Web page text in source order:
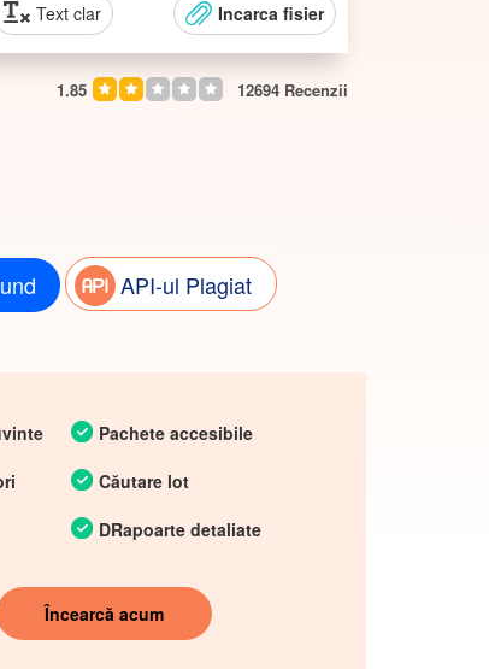
Incarca fisier
Text clar
1.85 12694 Recenzii
API-ul Plagiat
Pachete accesibile
Căutare lot
DRapoarte detaliate
Încearcă acum